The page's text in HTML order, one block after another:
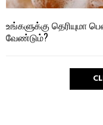
உங்களுக்கு
வேண்டும்?